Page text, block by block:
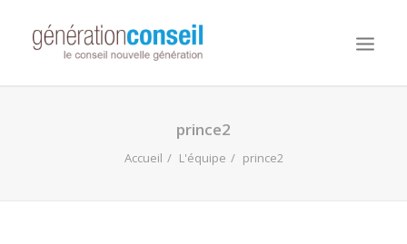
prince2
Accueil L'équipe prince2